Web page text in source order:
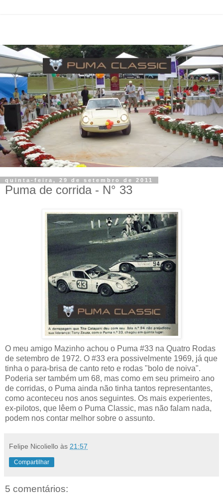
quinta-feira, 29 de setembro de 2011
Puma de corrida - N° 33
O meu amigo Mazinho achou o Puma #33 na Quatro Rodas
de setembro de 1972. O #33 era possivelmente 1969, já que
tinha o para-brisa de canto reto e rodas "bolo de noiva".
Poderia ser também um 68, mas como em seu primeiro ano
de corridas, o Puma ainda não tinha tantos representantes,
como aconteceu nos anos seguintes. Os mais experientes,
ex-pilotos, que lêem o Puma Classic, mas não falam nada,
podem nos contar melhor sobre o assunto.
Felipe Nicoliello às 21:57
Compartilhar
5 comentários: